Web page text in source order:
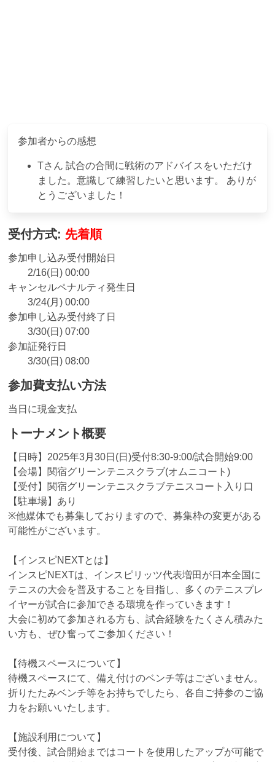
参加者からの感想
Tさん 試合の合間に戦術のアドバイスをいただけ
ました。意識して練習したいと思います。 ありが
とうございました！
受付方式: 先着順
参加申し込み受付開始日
2/16(日) 00:00
キャンセルペナルティ発生日
3/24(月) 00:00
参加申し込み受付終了日
3/30(日) 07:00
参加証発行日
3/30(日) 08:00
参加費支払い方法
当日に現金支払
トーナメント概要
【日時】2025年3月30日(日)受付8:30-9:00/試合開始9:00
【会場】関宿グリーンテニスクラブ(オムニコート)
【受付】関宿グリーンテニスクラブテニスコート入り口
【駐車場】あり
※他媒体でも募集しておりますので、募集枠の変更がある
可能性がございます。
【インスピNEXTとは】
インスピNEXTは、インスピリッツ代表増田が日本全国に
テニスの大会を普及することを目指し、多くのテニスプレ
イヤーが試合に参加できる環境を作っていきます！
大会に初めて参加される方も、試合経験をたくさん積みた
い方も、ぜひ奮ってご参加ください！
【待機スペースについて】
待機スペースにて、備え付けのベンチ等はございません。
折りたたみベンチ等をお持ちでしたら、各自ご持参のご協
力をお願いいたします。
【施設利用について】
受付後、試合開始まではコートを使用したアップが可能で